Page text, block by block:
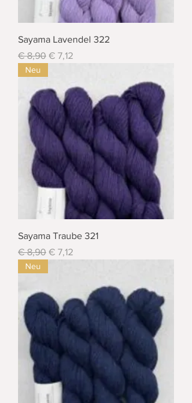
Sayama Lavendel 322
Standardpreis
€ 8,90 Sale-Preis
€ 7,12
Neu
Sayama Traube 321
Standardpreis
€ 8,90 Sale-Preis
€ 7,12
Neu